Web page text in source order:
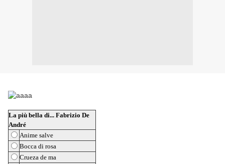
La più bella di... Fabrizio De
André
Anime salve
Bocca di rosa
Crueza de ma